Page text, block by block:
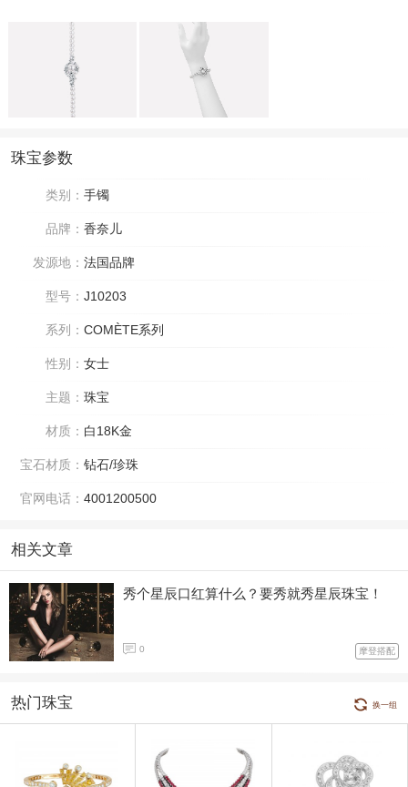
珠宝参数
类别： 手镯
品牌： 香奈儿
发源地： 法国品牌
型号： J10203
系列： COMÈTE系列
性别： 女士
主题： 珠宝
材质： 白18K金
宝石材质： 钻石/珍珠
官网电话： 4001200500
相关文章
秀个星辰口红算什么？要秀就秀星辰珠宝！
0 摩登搭配
热门珠宝 换一组